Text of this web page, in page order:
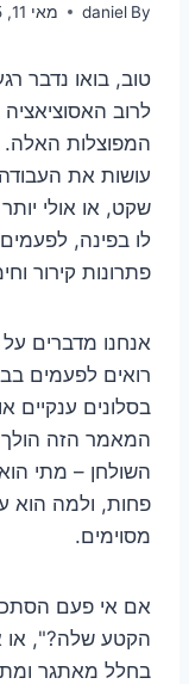
By
daniel מאי 11, 2025
טוב, בואו נדבר
לרוב
המפוצלות האלה.
עושות את
שקט, או אולי
לו בפינה,
פתרונות קירור
אנחנו מדברים
רואים לפעמים
בסלונים ענקיים
המאמר הזה
השולחן – מתי
פחות, ולמה הוא
מסוימים.
אם אי פעם
הקטע שלה?", או
בחלל מאתגר